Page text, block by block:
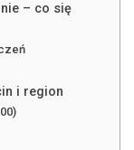
– co się
i region